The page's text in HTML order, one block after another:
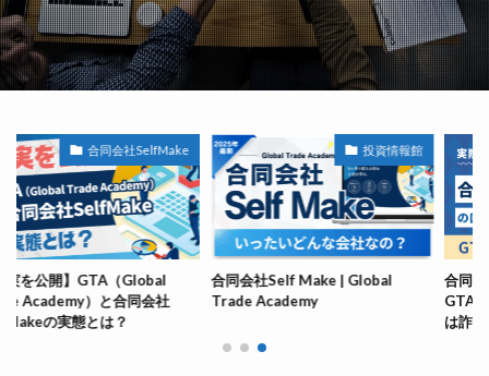
合同会社SelfMake
（Global
と合同会社
とは？
投資情報館
合同会社Self Make | Global
Trade Academy
合同会社Self
GTA（Global
は詐欺か検証!!